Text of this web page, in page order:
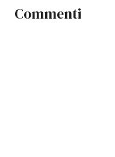
Commenti